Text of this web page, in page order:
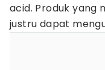
acid. Produk yang
justru dapat